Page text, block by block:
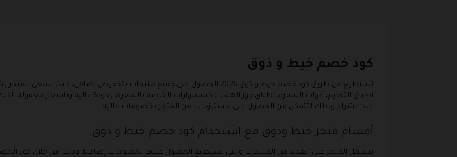
كود خصم خيط و ذوق
تستطيع عن طريق كود خصم خيط و ذوق 2026 الحصول على جميع منتجات بتخفيض اضافي، حيث
أطباق التقديم، أدوات السفرة، اطباق جوز الهند، الإكسسوارات الخاصة بالسفرة، بجودة عالية وبأسعار معقولة،
عند الشراء ولذلك لتتمكن من الحصول على مستلزمات من المتجر بخصومات عالية.
أقسام متجر خيط وذوق مع استخدام كود خصم خيط و ذوق
يشتمل المتجر على العديد من المنتجات والتي تستطيع الحصول عليها بخصومات إضافية وذلك من خلال كود